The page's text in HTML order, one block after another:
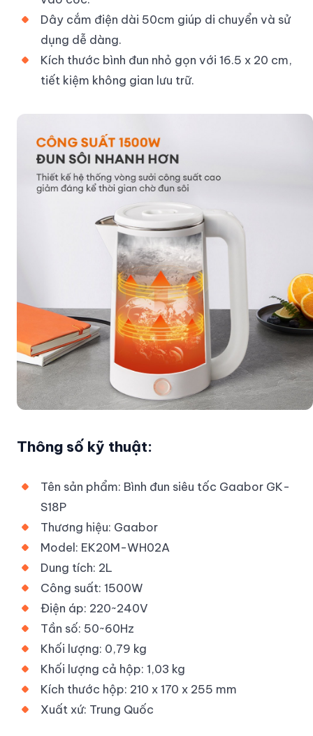
Dây cắm điện dài 50cm giúp di chuyển và sử
dụng dễ dàng.
Kích thước bình đun nhỏ gọn với 16.5 x 20 cm,
tiết kiệm không gian lưu trữ.
Thông số kỹ thuật:
Tên sản phẩm: Bình đun siêu tốc Gaabor GK-
S18P
Thương hiệu: Gaabor
Model: EK20M-WH02A
Dung tích: 2L
Công suất: 1500W
Điện áp: 220~240V
Tần số: 50~60Hz
Khối lượng: 0,79 kg
Khối lượng cả hộp: 1,03 kg
Kích thước hộp: 210 x 170 x 255 mm
Xuất xứ: Trung Quốc